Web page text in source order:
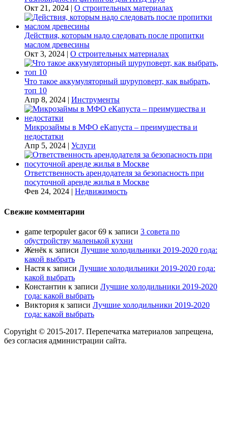
Окт 21, 2024 | О строительных материалах
Действия, которым надо следовать после пропитки
маслом древесины
Окт 3, 2024 | О строительных материалах
Что такое аккумуляторный шуруповерт, как выбрать,
топ 10
Апр 8, 2024 | Инструменты
Микрозаймы в МФО еКапуста – преимущества и
недостатки
Апр 5, 2024 | Услуги
Ответственность арендодателя за безопасность при
посуточной аренде жилья в Москве
Фев 24, 2024 | Недвижимость
Свежие комментарии
game terpopuler gacor 69 к записи 3 совета по
обустройству маленькой кухни
Женёк к записи Лучшие холодильники 2019-2020 года:
какой выбрать
Настя к записи Лучшие холодильники 2019-2020 года:
какой выбрать
Константин к записи Лучшие холодильники 2019-2020
года: какой выбрать
Виктория к записи Лучшие холодильники 2019-2020
года: какой выбрать
Copyright © 2015-2017. Перепечатка материалов запрещена,
без согласия администрации сайта.